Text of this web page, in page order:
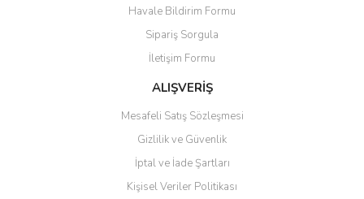
Ürün açıklamasında eksik bilgiler bulunuyor.
Ürün bilgilerinde hatalar bulunuyor.
Ürün fiyatı diğer sitelerden daha pahalı.
Bu ürüne benzer farklı alternatifler olmalı.
Gönder
Havale Bildirim Formu
Sipariş Sorgula
İletişim Formu
ALIŞVERİŞ
Mesafeli Satış Sözleşmesi
Gizlilik ve Güvenlik
İptal ve İade Şartları
Kişisel Veriler Politikası